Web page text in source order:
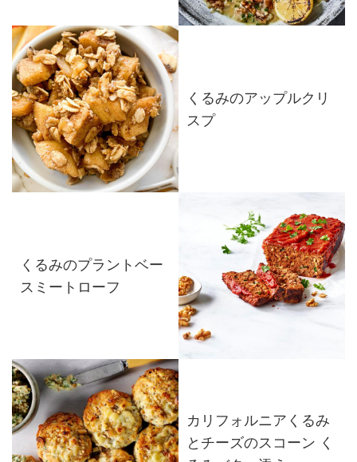
くるみのアップルクリ
スプ
くるみのプラントベー
スミートローフ
カリフォルニアくるみ
とチーズのスコーン く